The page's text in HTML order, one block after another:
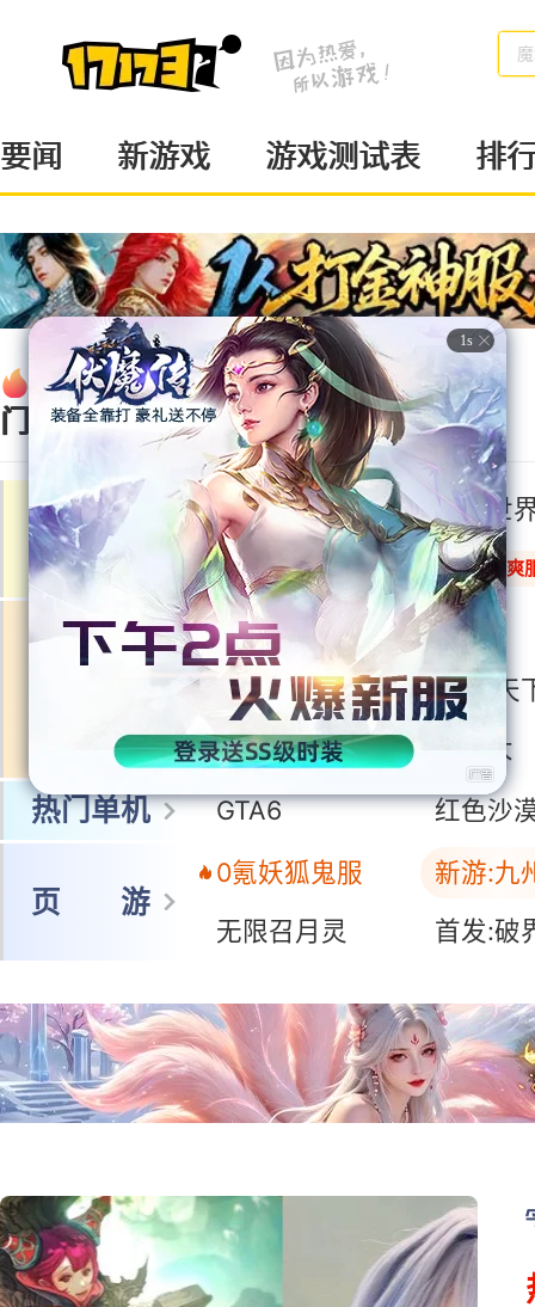
要闻 新游戏 游戏测试表 排
热
门
新游
戏
页
游
动作
RPG
网 游
地下城与勇士
魔兽世
冒险岛怀旧服
魂环一人爽
王者荣耀世界
鸣潮
洛克王国:世界
三国:天
蓝色星原:旅谣
无限大
热门单机 GTA6 红色沙
页 游
0氪妖狐鬼服
新游:九
无限召月灵
首发:破